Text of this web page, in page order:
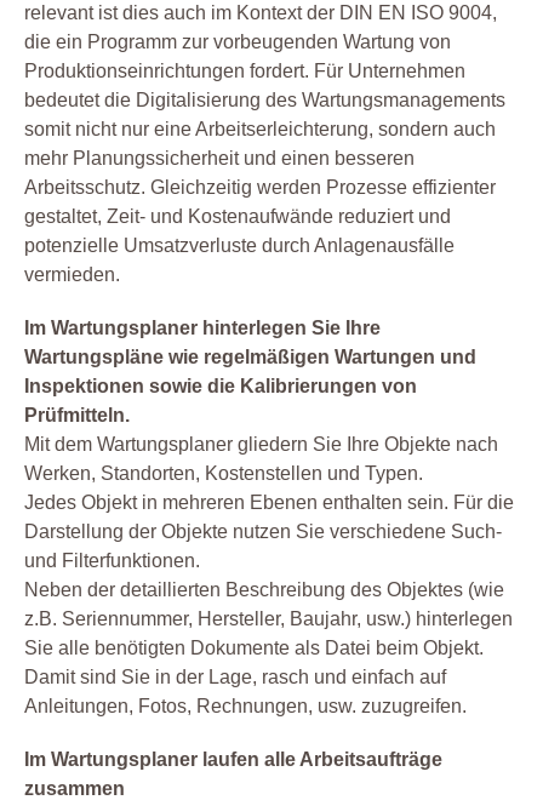
relevant ist dies auch im Kontext der DIN EN ISO 9004,
die ein Programm zur vorbeugenden Wartung von
Produktionseinrichtungen fordert. Für Unternehmen
bedeutet die Digitalisierung des Wartungsmanagements
somit nicht nur eine Arbeitserleichterung, sondern auch
mehr Planungssicherheit und einen besseren
Arbeitsschutz. Gleichzeitig werden Prozesse effizienter
gestaltet, Zeit- und Kostenaufwände reduziert und
potenzielle Umsatzverluste durch Anlagenausfälle
vermieden.
Im Wartungsplaner hinterlegen Sie Ihre
Wartungspläne wie regelmäßigen Wartungen und
Inspektionen sowie die Kalibrierungen von
Prüfmitteln.
Mit dem Wartungsplaner gliedern Sie Ihre Objekte nach
Werken, Standorten, Kostenstellen und Typen.
Jedes Objekt in mehreren Ebenen enthalten sein. Für die
Darstellung der Objekte nutzen Sie verschiedene Such-
und Filterfunktionen.
Neben der detaillierten Beschreibung des Objektes (wie
z.B. Seriennummer, Hersteller, Baujahr, usw.) hinterlegen
Sie alle benötigten Dokumente als Datei beim Objekt.
Damit sind Sie in der Lage, rasch und einfach auf
Anleitungen, Fotos, Rechnungen, usw. zuzugreifen.
Im Wartungsplaner laufen alle Arbeitsaufträge
zusammen